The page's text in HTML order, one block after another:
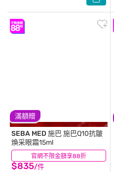
滿額贈
官網不限金額享88折
SEBA MED 施巴施巴Q10抗皺
煥采眼霜15ml
$835/件
(1)